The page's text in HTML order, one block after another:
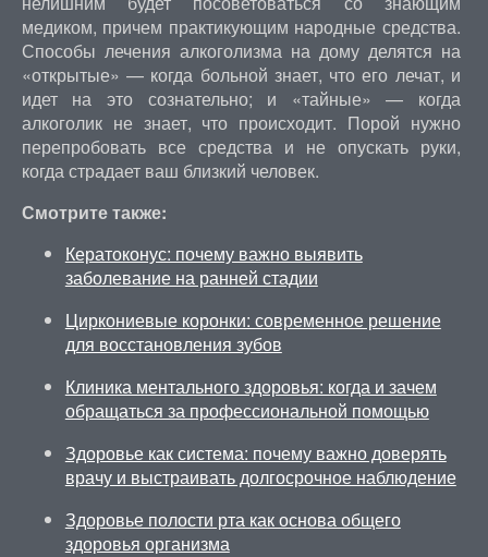
медиком, причем практикующим народные средства.
Способы лечения алкоголизма на дому делятся на
«открытые» — когда больной знает, что его лечат, и
идет на это сознательно; и «тайные» — когда
алкоголик не знает, что происходит. Порой нужно
перепробовать все средства и не опускать руки,
когда страдает ваш близкий человек.
Смотрите также:
Кератоконус: почему важно выявить
заболевание на ранней стадии
Циркониевые коронки: современное решение
для восстановления зубов
Клиника ментального здоровья: когда и зачем
обращаться за профессиональной помощью
Здоровье как система: почему важно доверять
врачу и выстраивать долгосрочное наблюдение
Здоровье полости рта как основа общего
здоровья организма